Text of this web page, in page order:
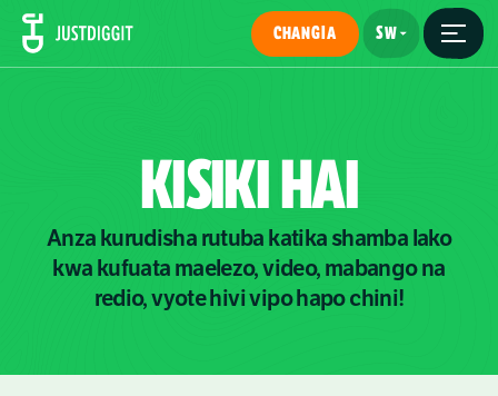
CHANGIA
KISIKIHAI
Anza kurudisha rutuba katika shamba lako
kwa kufuata maelezo, video, mabango na
redio, vyote hivi vipo hapo chini!